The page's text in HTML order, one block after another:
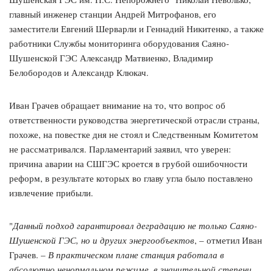
главный инженер станции Андрей Митрофанов, его
заместители Евгений Шерварли и Геннадий Никитенко, а также
работники Службы мониторинга оборудования Саяно-
Шушенской ГЭС Александр Матвиенко, Владимир
Белобородов и Александр Клюкач.
Иван Грачев обращает внимание на то, что вопрос об
ответственности руководства энергетической отрасли страны,
похоже, на повестке дня не стоял и Следственным Комитетом
не рассматривался. Парламентарий заявил, что уверен:
причина аварии на СШГЭС кроется в грубой ошибочности
реформ, в результате которых во главу угла было поставлено
извлечение прибыли.
"Данный подход гарантировал деградацию не только Саяно-
Шушенской ГЭС, но и других энергообъектов, – отметил Иван
Грачев. – В практическом плане станция работала в